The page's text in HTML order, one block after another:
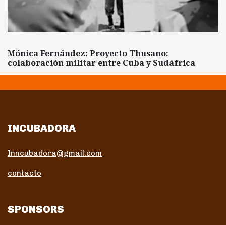
Mónica Fernández: Proyecto Thusano:
colaboración militar entre Cuba y Sudáfrica
INCUBADORA
Inncubadora@gmail.com
contacto
SPONSORS